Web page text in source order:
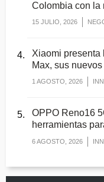
Colombia con la
15 JULIO, 2026
Xiaomi presenta
Max, sus
1 AGOSTO, 2026
OPPO Reno16
herramientas
6 AGOSTO, 2026